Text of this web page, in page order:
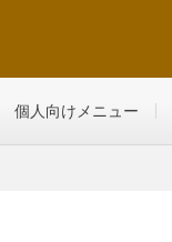
個人向けメニュー